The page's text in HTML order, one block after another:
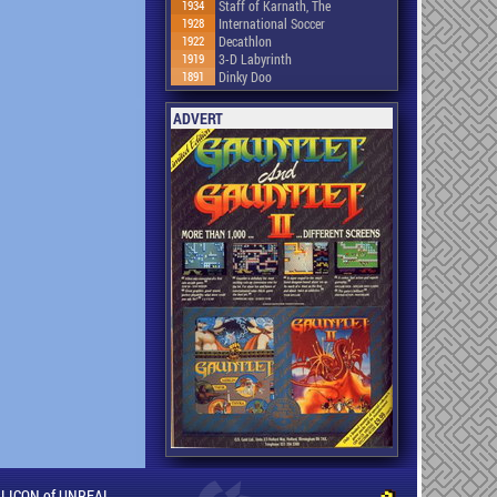
1934 Staff of Karnath, The
1928 International Soccer
1922 Decathlon
1919 3-D Labyrinth
1891 Dinky Doo
ADVERT